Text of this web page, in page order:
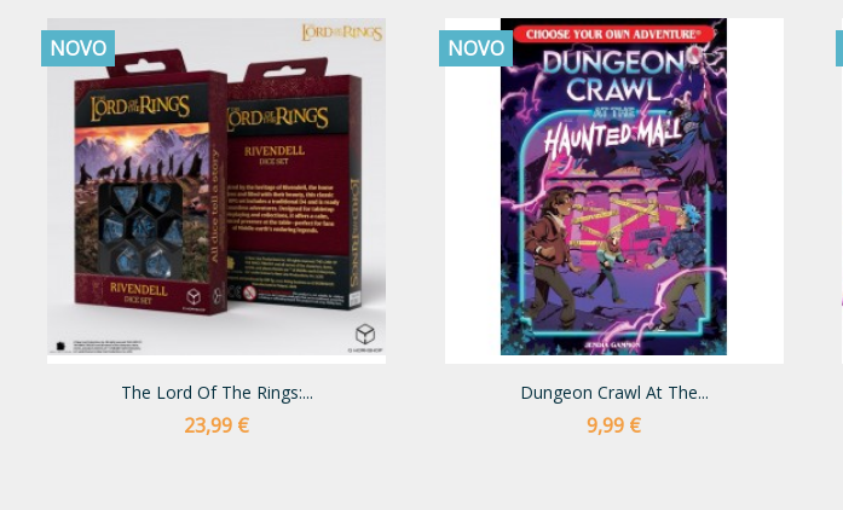
The Lord Of The Rings:...
Preço
23,99 €
NOVO
Dungeon Crawl At The...
Preço
9,99 €
NOVO